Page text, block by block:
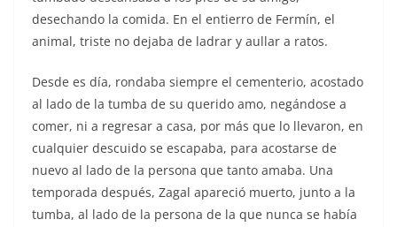
desechando la comida. En el entierro de Fermín, el
animal, triste no dejaba de ladrar y aullar a ratos.
Desde es día, rondaba siempre el cementerio, acostado
al lado de la tumba de su querido amo, negándose a
comer, ni a regresar a casa, por más que lo llevaron, en
cualquier descuido se escapaba, para acostarse de
nuevo al lado de la persona que tanto amaba. Una
temporada después, Zagal apareció muerto, junto a la
tumba, al lado de la persona de la que nunca se había